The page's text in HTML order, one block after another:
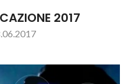
2017